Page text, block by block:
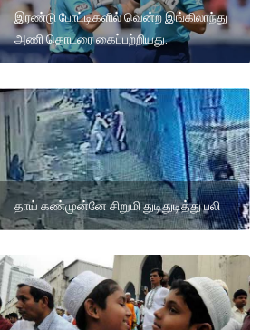
இரண்டு போட்டிகளில் வென்ற இங்கிலாந்து
அணி தொடரை கைப்பற்றியது.
தாய் கண்முன்னே சிறுமி துடிதுடித்து பலி